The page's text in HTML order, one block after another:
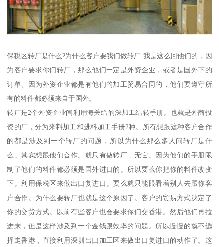
保税区转厂是什么?为什么客户要我们做转厂 我是这么回他们的，因
为客户要求你们转厂，那么他们一定是外资企业，或者是国外下的
订单。因为外资企业都是有他们的加工贸易合同的，他们要遵守所
有的料件都必须来自于国外。
转厂是2个外资企业间利用海关给的深加工结转手册。也就是外商投
资的厂，分为来料加工和进料加工手册2种。所有想跟这种客户合作
的都是涉及到一个转厂的问题，所以为什么那么多人问转厂是什
么。其实想跟他们合作。就只有做转厂，无它。因为他们的手册限
制了他们的料件都必须是国外进口的。所以要么你把你的料件改变
下。利用保税区来做出口复进口。要么就只能眼看着别人去跟你客
户合作。为什么要转厂也就是这个原因了。客户的贸易方式决定了
你的交货方式。以前有些客户也会要求你们交香港。然后他们再拉
进来，但是这样涉及到一个金钱跟效率的问题。所以慢慢的就不选
择走香港，直接利用深圳出口加工区来做出口复进口的动作了。这